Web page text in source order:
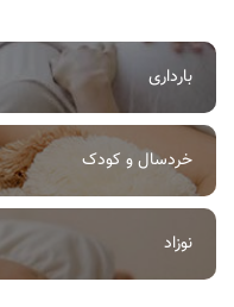
بارداری
خردسال و کودک
نوزاد